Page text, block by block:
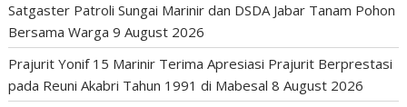
Satgaster Patroli Sungai Marinir dan DSDA Jabar Tanam Pohon
Bersama Warga 9 August 2026
Prajurit Yonif 15 Marinir Terima Apresiasi Prajurit Berprestasi
pada Reuni Akabri Tahun 1991 di Mabesal 8 August 2026